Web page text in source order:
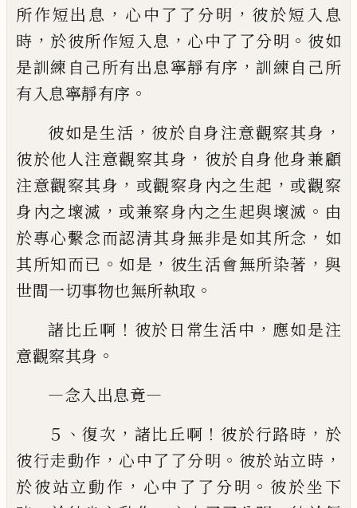
所作短出息 ， 心中了了分明 ， 彼於短入 息
時 ， 於彼所作短入息 ， 心中了了分明 。 彼如
是訓練自己所有出息寧靜有序 ，訓練自己所
有入息寧靜有序 。
彼如是生活 ， 彼於自身注意觀察其身 ，
彼於他人注意觀察其身 ， 彼於自身他身兼顧
注意觀察其身 ， 或觀察身內之生起 ， 或觀察
身內之壞滅 ， 或兼察身內之生起與壞滅 。 由
於專心繫念而認清其身無非是如其所念 ， 如
其所知而已 。 如是 ， 彼生活會無所染著 ， 與
世間一切事物也無所執取 。
諸比丘啊 ！ 彼於日常生活中 ， 應如是注
意觀察其身 。
—念入出息竟—
５ 、復次 ， 諸比丘啊 ！ 彼於行路時 ， 於
彼行走動作 ， 心中了了分明 。 彼於站立時 ，
於彼站立動作 ， 心中了了分明 。 彼於坐下